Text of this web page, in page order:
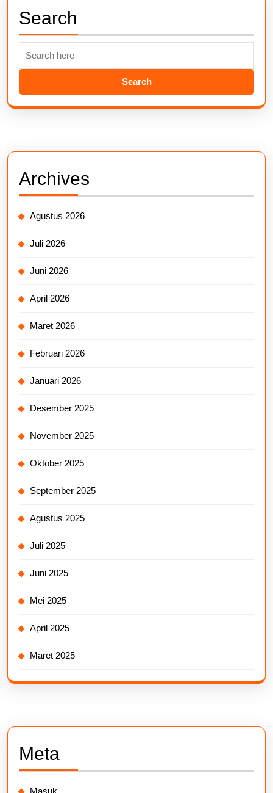
Search
for:
Archives
Agustus 2026
Juli 2026
Juni 2026
April 2026
Maret 2026
Februari 2026
Januari 2026
Desember 2025
November 2025
Oktober 2025
September 2025
Agustus 2025
Juli 2025
Juni 2025
Mei 2025
April 2025
Maret 2025
Meta
Masuk